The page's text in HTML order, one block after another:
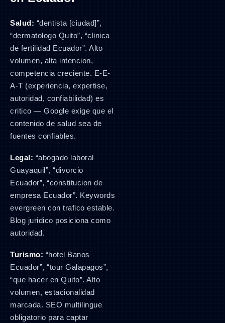
Salud: “dentista [ciudad]”,
“dermatologo Quito”, “clinica
de fertilidad Ecuador”. Alto
volumen, alta intencion,
competencia creciente. E-E-
A-T (experiencia, expertise,
autoridad, confiabilidad) es
critico — Google exige que el
contenido de salud sea de
fuentes confiables.
Legal: “abogado laboral
Guayaquil”, “divorcio
Ecuador”, “constitucion de
empresa Ecuador”. Keywords
evergreen con trafico estable.
Blog juridico posiciona como
autoridad.
Turismo: “hotel Banos
Ecuador”, “tour Galapagos”,
“que hacer en Quito”. Alto
volumen, estacionalidad
marcada. SEO multilingue
obligatorio para captar